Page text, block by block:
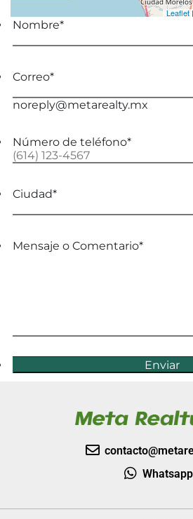
Nombre*
Correo*
noreply@metarealty.mx
Número de teléfono*
Ciudad*
Mensaje o Comentario*
Enviar
Leaflet |
Whatsapp